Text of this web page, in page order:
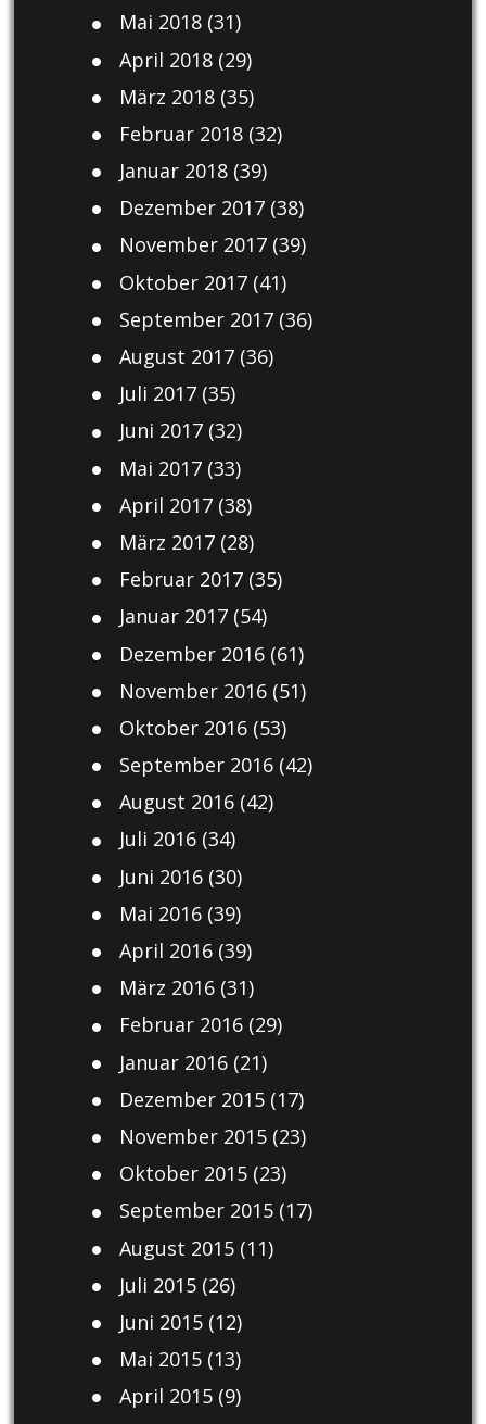
Mai 2018(31)
April 2018(29)
März 2018(35)
Februar 2018(32)
Januar 2018(39)
Dezember 2017(38)
November 2017(39)
Oktober 2017(41)
September 2017(36)
August 2017(36)
Juli 2017(35)
Juni 2017(32)
Mai 2017(33)
April 2017(38)
März 2017(28)
Februar 2017(35)
Januar 2017(54)
Dezember 2016(61)
November 2016(51)
Oktober 2016(53)
September 2016(42)
August 2016(42)
Juli 2016(34)
Juni 2016(30)
Mai 2016(39)
April 2016(39)
März 2016(31)
Februar 2016(29)
Januar 2016(21)
Dezember 2015(17)
November 2015(23)
Oktober 2015(23)
September 2015(17)
August 2015(11)
Juli 2015(26)
Juni 2015(12)
Mai 2015(13)
April 2015(9)